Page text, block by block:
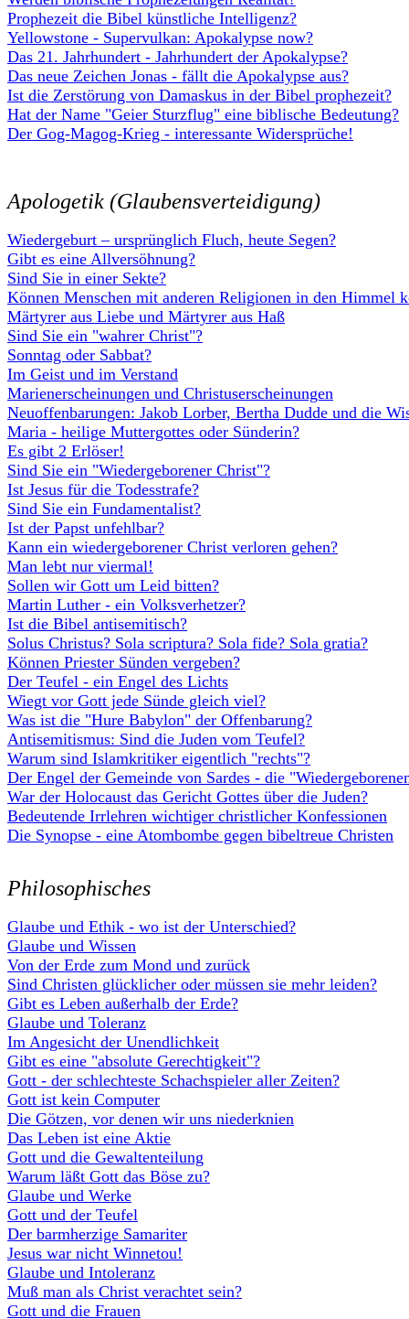
Prophezeit die Bibel künstliche Intelligenz?
Yellowstone - Supervulkan: Apokalypse now?
Das 21. Jahrhundert - Jahrhundert der Apokalypse?
Das neue Zeichen Jonas - fällt die Apokalypse aus?
Ist die Zerstörung von Damaskus in der Bibel prophezeit?
Hat der Name "Geier Sturzflug" eine biblische Bedeutung?
Der Gog-Magog-Krieg - interessante Widersprüche!
Apologetik (Glaubensverteidigung)
Wiedergeburt – ursprünglich Fluch, heute Segen?
Gibt es eine Allversöhnung?
Sind Sie in einer Sekte?
Können Menschen mit anderen Religionen in den Himmel
Märtyrer aus Liebe und Märtyrer aus Haß
Sind Sie ein "wahrer Christ"?
Sonntag oder Sabbat?
Im Geist und im Verstand
Marienerscheinungen und Christuserscheinungen
Neuoffenbarungen: Jakob Lorber, Bertha Dudde und die
Maria - heilige Muttergottes oder Sünderin?
Es gibt 2 Erlöser!
Sind Sie ein "Wiedergeborener Christ"?
Ist Jesus für die Todesstrafe?
Sind Sie ein Fundamentalist?
Ist der Papst unfehlbar?
Kann ein wiedergeborener Christ verloren gehen?
Man lebt nur viermal!
Sollen wir Gott um Leid bitten?
Martin Luther - ein Volksverhetzer?
Ist die Bibel antisemitisch?
Solus Christus? Sola scriptura? Sola fide? Sola gratia?
Können Priester Sünden vergeben?
Der Teufel - ein Engel des Lichts
Wiegt vor Gott jede Sünde gleich viel?
Was ist die "Hure Babylon" der Offenbarung?
Antisemitismus: Sind die Juden vom Teufel?
Warum sind Islamkritiker eigentlich "rechts"?
Der Engel der Gemeinde von Sardes - die
War der Holocaust das Gericht Gottes über die Juden?
Bedeutende Irrlehren wichtiger christlicher Konfessionen
Die Synopse - eine Atombombe gegen bibeltreue Christen
Philosophisches
Glaube und Ethik - wo ist der Unterschied?
Glaube und Wissen
Von der Erde zum Mond und zurück
Sind Christen glücklicher oder müssen sie mehr leiden?
Gibt es Leben außerhalb der Erde?
Glaube und Toleranz
Im Angesicht der Unendlichkeit
Gibt es eine "absolute Gerechtigkeit"?
Gott - der schlechteste Schachspieler aller Zeiten?
Gott ist kein Computer
Die Götzen, vor denen wir uns niederknien
Das Leben ist eine Aktie
Gott und die Gewaltenteilung
Warum läßt Gott das Böse zu?
Glaube und Werke
Gott und der Teufel
Der barmherzige Samariter
Jesus war nicht Winnetou!
Glaube und Intoleranz
Muß man als Christ verachtet sein?
Gott und die Frauen